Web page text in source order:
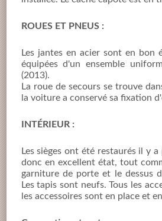
ROUES ET PNEUS :
Les jantes en acier sont en bon
équipées d'un ensemble
(2013).
La roue de secours se trouve
la voiture a conservé sa fixation
INTÉRIEUR :
Les sièges ont été restaurés il y
donc en excellent état, tout
garniture de porte et le dessus
Les tapis sont neufs. Tous les
les accessoires sont en place et